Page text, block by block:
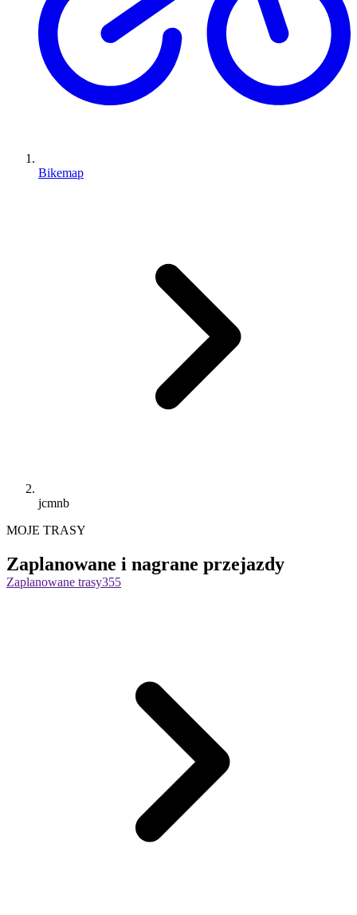
Bikemap
jcmnb
MOJE TRASY
Zaplanowane i nagrane przejazdy
Zaplanowane trasy355